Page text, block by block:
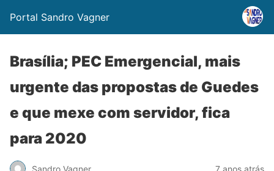
Portal Sandro Vagner
Brasília; PEC Emergencial, mais
urgente das propostas de Guedes
e que mexe com servidor, fica
para 2020
Sandro Vagner 7 anos atrás